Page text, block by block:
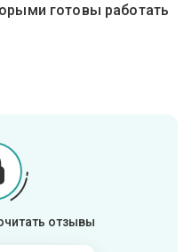
готовы работать
отзывы